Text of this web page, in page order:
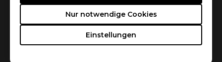
Einstellungen
Nur notwendige Cookies